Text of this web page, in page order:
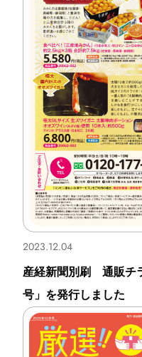
2023.12.04
産経新聞別刷 通販チ
号」を発行しました